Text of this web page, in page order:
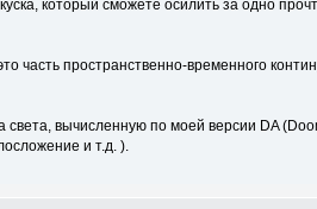
который сможете осилить за одно
часть пространственно-временного
света, вычисленную по моей версии DA
и т.д. ).